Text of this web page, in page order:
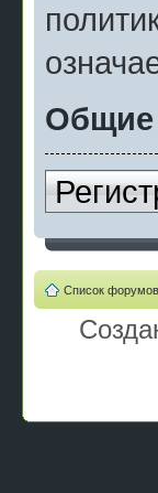
Общие
Список форумов